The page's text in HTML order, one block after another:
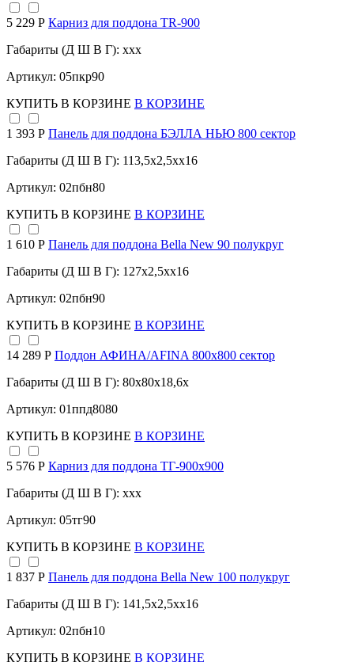
5 229 Р Карниз для поддона TR-900
Габариты (Д Ш В Г): xxx
Артикул: 05пкр90
КУПИТЬ В КОРЗИНЕ В КОРЗИНЕ
1 393 Р Панель для поддона БЭЛЛА НЬЮ 800 сектор
Габариты (Д Ш В Г): 113,5x2,5xx16
Артикул: 02пбн80
КУПИТЬ В КОРЗИНЕ В КОРЗИНЕ
1 610 Р Панель для поддона Bella New 90 полукруг
Габариты (Д Ш В Г): 127x2,5xx16
Артикул: 02пбн90
КУПИТЬ В КОРЗИНЕ В КОРЗИНЕ
14 289 Р Поддон АФИНА/AFINA 800х800 сектор
Габариты (Д Ш В Г): 80x80x18,6x
Артикул: 01ппд8080
КУПИТЬ В КОРЗИНЕ В КОРЗИНЕ
5 576 Р Карниз для поддона TГ-900х900
Габариты (Д Ш В Г): xxx
Артикул: 05тг90
КУПИТЬ В КОРЗИНЕ В КОРЗИНЕ
1 837 Р Панель для поддона Bella New 100 полукруг
Габариты (Д Ш В Г): 141,5x2,5xx16
Артикул: 02пбн10
КУПИТЬ В КОРЗИНЕ В КОРЗИНЕ